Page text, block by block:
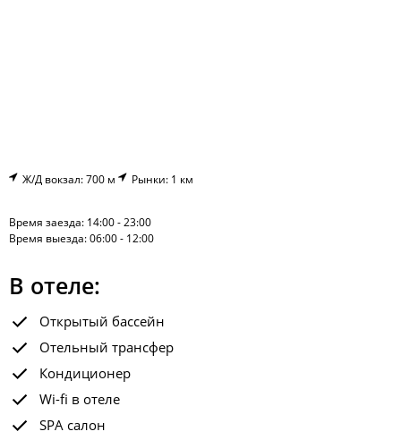
Ж/Д вокзал: 700 м Рынки: 1 км
Время заезда: 14:00 - 23:00
Время выезда: 06:00 - 12:00
В отеле:
Открытый бассейн
Отельный трансфер
Кондиционер
Wi-fi в отеле
SPA салон